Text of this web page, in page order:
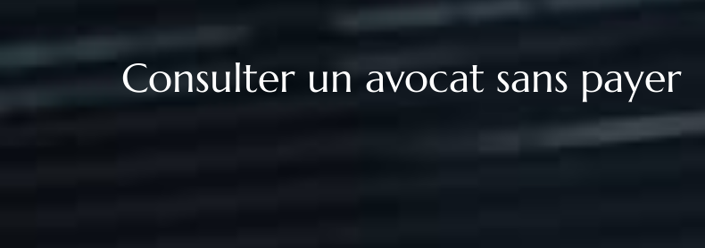
Consulter un avocat sans payer